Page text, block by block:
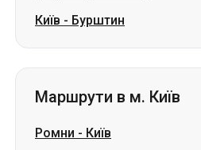
Київ - Бурштин
Маршрути в м. Київ
Ромни - Київ